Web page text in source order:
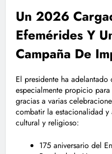
Un 2026
Efemérides Y
Campaña De
El presidente ha
especialmente propicio
gracias a varias
combatir la estacionalidad
cultural y religioso:
175 aniversario del